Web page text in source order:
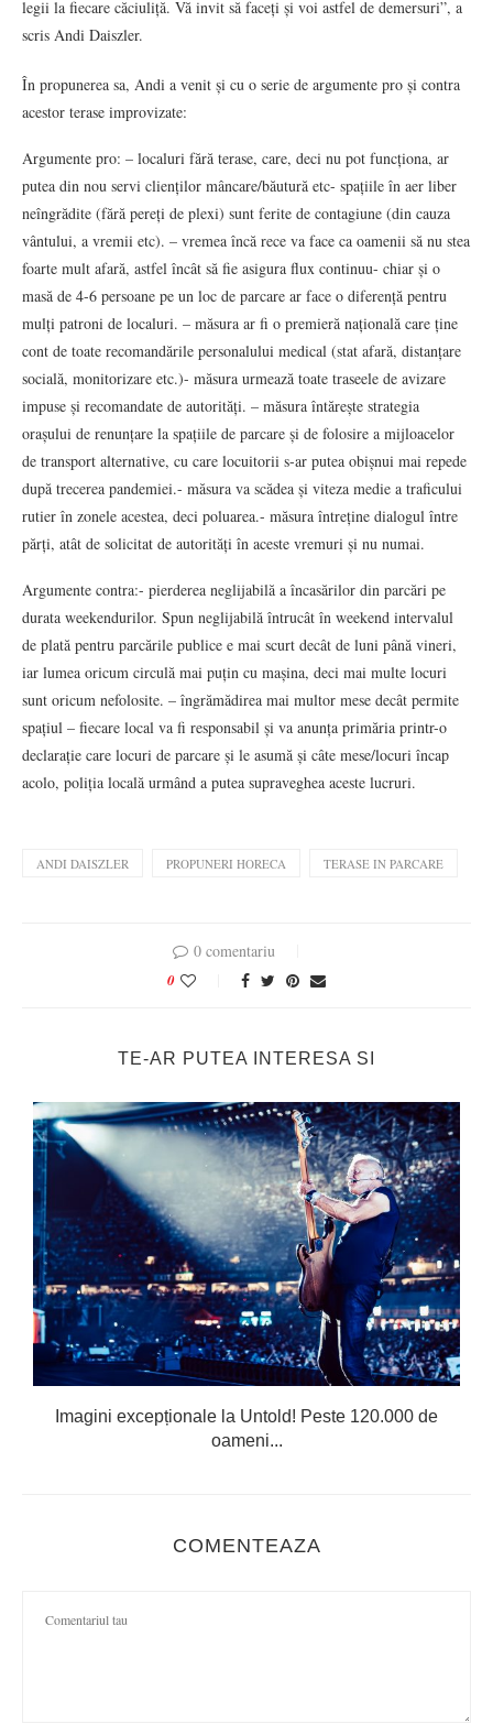
legii la fiecare căciuliță. Vă invit să faceți și voi astfel de demersuri”, a
scris Andi Daiszler.
În propunerea sa, Andi a venit și cu o serie de argumente pro și contra
acestor terase improvizate:
Argumente pro: – localuri fără terase, care, deci nu pot funcționa, ar
putea din nou servi clienților mâncare/băutură etc- spațiile în aer liber
neîngrădite (fără pereți de plexi) sunt ferite de contagiune (din cauza
vântului, a vremii etc). – vremea încă rece va face ca oamenii să nu stea
foarte mult afară, astfel încât să fie asigura flux continuu- chiar și o
masă de 4-6 persoane pe un loc de parcare ar face o diferență pentru
mulți patroni de localuri. – măsura ar fi o premieră națională care ține
cont de toate recomandările personalului medical (stat afară, distanțare
socială, monitorizare etc.)- măsura urmează toate traseele de avizare
impuse și recomandate de autorități. – măsura întărește strategia
orașului de renunțare la spațiile de parcare și de folosire a mijloacelor
de transport alternative, cu care locuitorii s-ar putea obișnui mai repede
după trecerea pandemiei.- măsura va scădea și viteza medie a traficului
rutier în zonele acestea, deci poluarea.- măsura întreține dialogul între
părți, atât de solicitat de autorități în aceste vremuri și nu numai.
Argumente contra:- pierderea neglijabilă a încasărilor din parcări pe
durata weekendurilor. Spun neglijabilă întrucât în weekend intervalul
de plată pentru parcările publice e mai scurt decât de luni până vineri,
iar lumea oricum circulă mai puțin cu mașina, deci mai multe locuri
sunt oricum nefolosite. – îngrămădirea mai multor mese decât permite
spațiul – fiecare local va fi responsabil și va anunța primăria printr-o
declarație care locuri de parcare și le asumă și câte mese/locuri încap
acolo, poliția locală urmând a putea supraveghea aceste lucruri.
ANDI DAISZLER PROPUNERI HORECA TERASE IN PARCARE
0 comentariu
0
TE-AR PUTEA INTERESA SI
Imagini excepționale la Untold! Peste 120.000 de
oameni...
COMENTEAZA